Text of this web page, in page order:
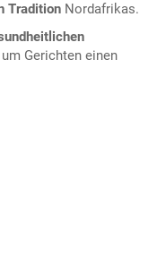
Tradition Nordafrikas.
Gerichten einen